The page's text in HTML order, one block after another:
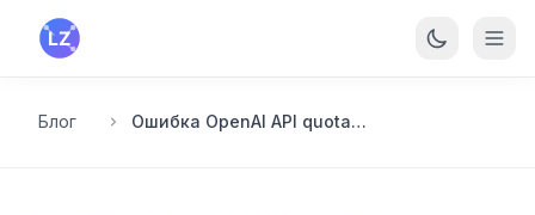
Перейти к основному содержанию
Блог Ошибка OpenAI API quota exceeded: сначала проверьте биллинг, а не ретраи